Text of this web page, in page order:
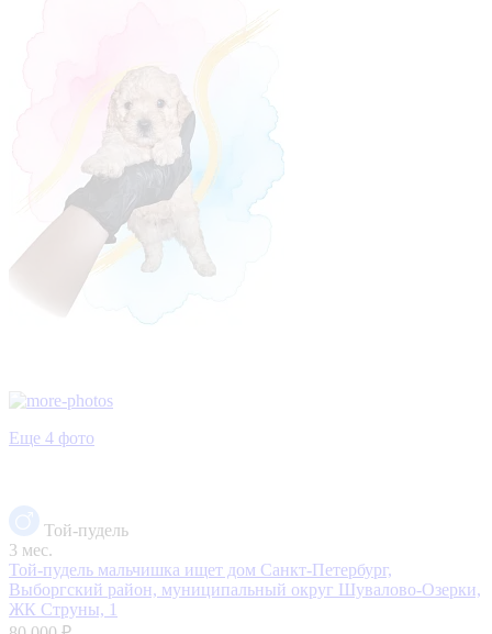
Еще 4 фото
Той-пудель
3 мес.
Той-пудель мальчишка ищет дом Санкт-Петербург,
Выборгский район, муниципальный округ Шувалово-Озерки,
ЖК Струны, 1